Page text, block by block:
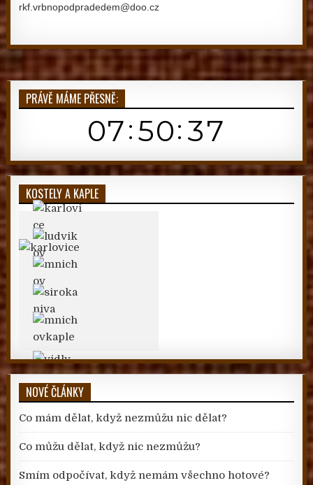
rkf.vrbnopodpradedem@doo.cz
PRÁVĚ MÁME PŘESNĚ:
KOSTELY A KAPLE
NOVÉ ČLÁNKY
Co mám dělat, když nezmůžu nic dělat?
Co můžu dělat, když nic nezmůžu?
Smím odpočívat, když nemám všechno hotové?